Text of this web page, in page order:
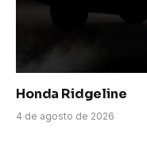
Honda Ridgeline
4 de agosto de 2026